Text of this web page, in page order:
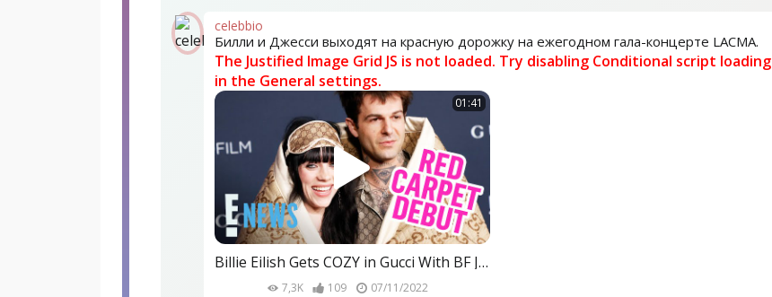
celebbio
Билли и Джесси выходят на красную дорожку на ежегодном гала-концерте LACMA.
The Justified Image Grid JS is not loaded. Try disabling Conditional script loading
in the General settings.
01:41
Billie Eilish Gets COZY in Gucci With BF Jesse Rutherford | E! News
7,3K 109 07/11/2022